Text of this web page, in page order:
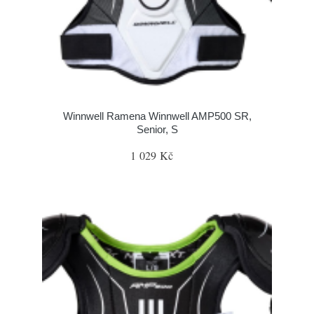
Winnwell Ramena Winnwell AMP500 SR,
Senior, S
1 029 Kč